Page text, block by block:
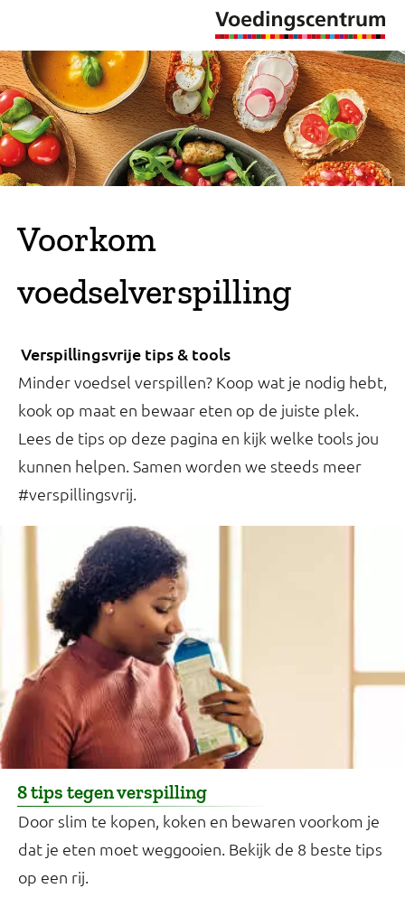
Voorkom
voedselverspilling
Verspillingsvrije tips & tools
Minder voedsel verspillen? Koop wat je nodig hebt,
kook op maat en bewaar eten op de juiste plek.
Lees de tips op deze pagina en kijk welke tools jou
kunnen helpen. Samen worden we steeds meer
#verspillingsvrij.
8 tips tegen verspilling
Door slim te kopen, koken en bewaren voorkom je
dat je eten moet weggooien. Bekijk de 8 beste tips
op een rij.